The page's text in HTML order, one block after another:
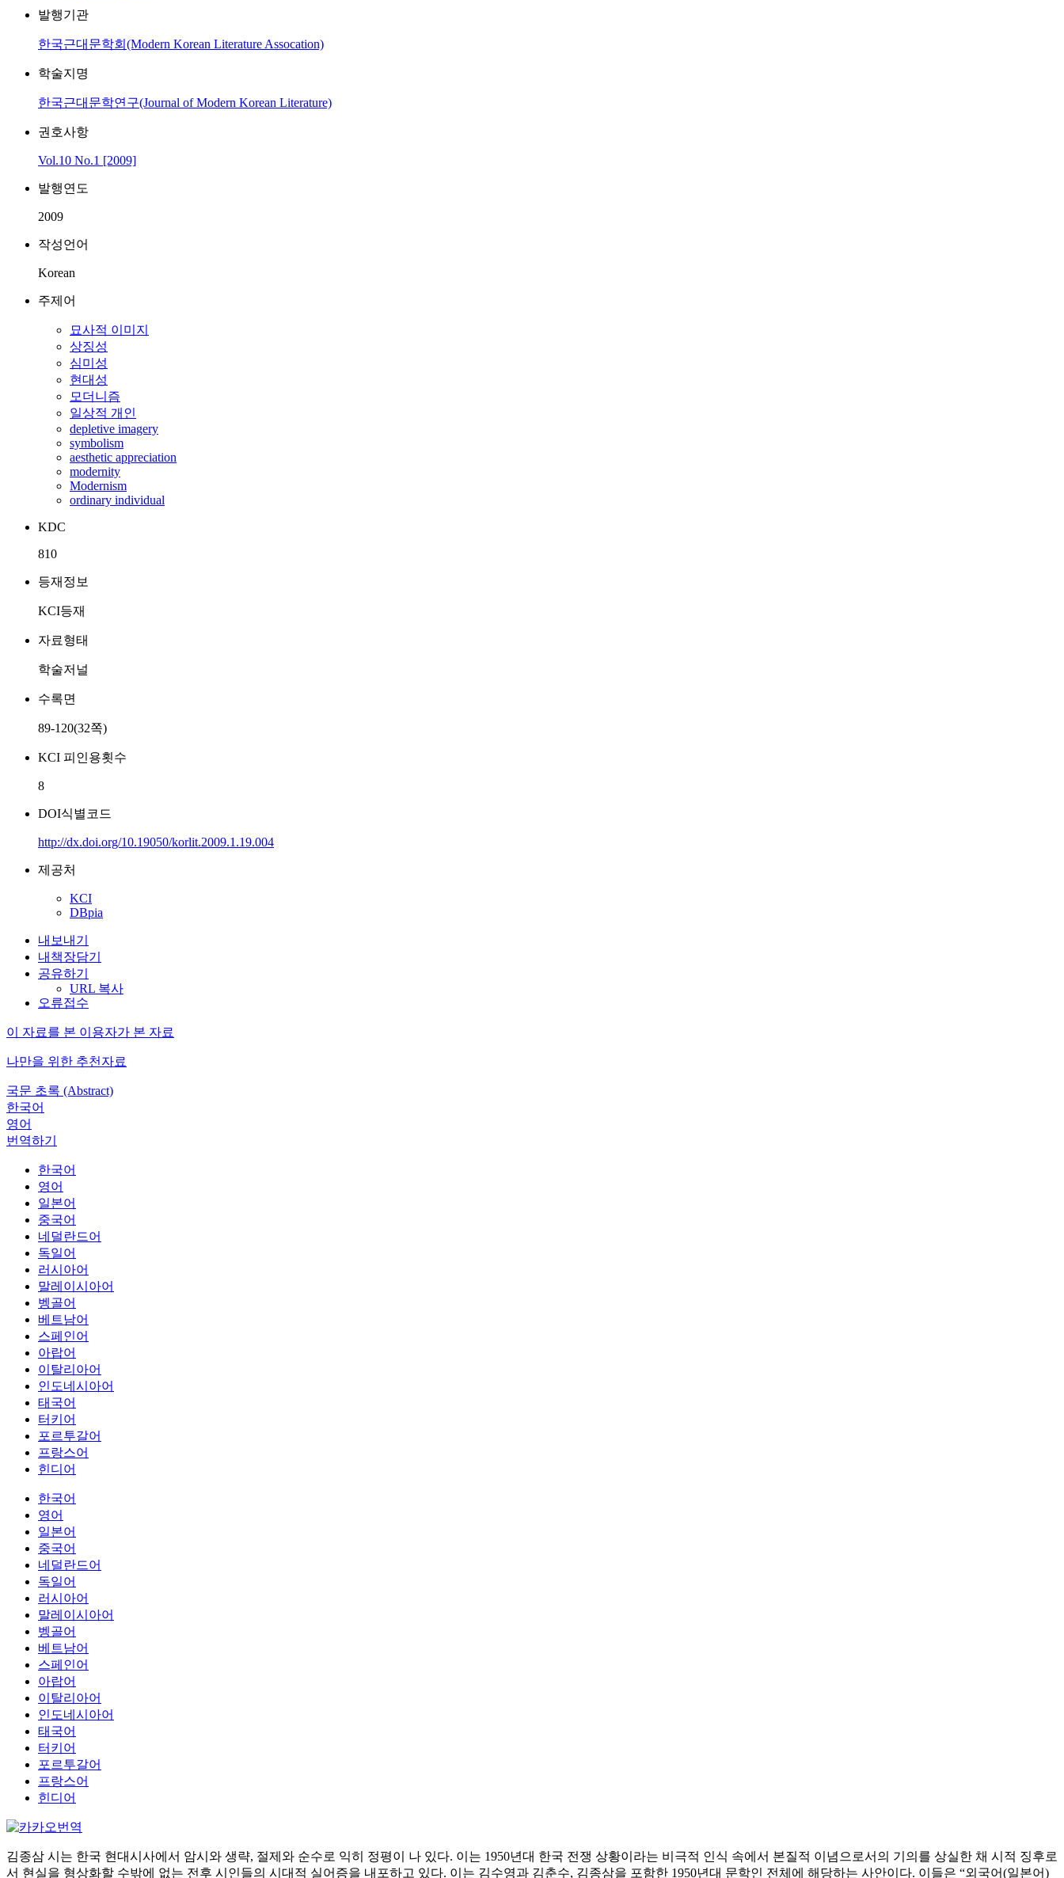
발행기관
한국근대문학회(Modern Korean Literature Assocation)
학술지명
한국근대문학연구(Journal of Modern Korean Literature)
권호사항
Vol.10 No.1 [2009]
발행연도
2009
작성언어
Korean
주제어
묘사적 이미지
상징성
심미성
현대성
모더니즘
일상적 개인
depletive imagery
symbolism
aesthetic appreciation
modernity
Modernism
ordinary individual
KDC
810
등재정보
KCI등재
자료형태
학술저널
수록면
89-120(32쪽)
KCI 피인용횟수
8
DOI식별코드
http://dx.doi.org/10.19050/korlit.2009.1.19.004
제공처
KCI
DBpia
내보내기
내책장담기
공유하기
URL 복사
오류접수
이 자료를 본 이용자가 본 자료
나만을 위한 추천자료
국문 초록 (Abstract)
한국어
영어
번역하기
한국어
영어
일본어
중국어
네덜란드어
독일어
러시아어
말레이시아어
벵골어
베트남어
스페인어
아랍어
이탈리아어
인도네시아어
태국어
터키어
포르투갈어
프랑스어
힌디어
한국어
영어
일본어
중국어
네덜란드어
독일어
러시아어
말레이시아어
벵골어
베트남어
스페인어
아랍어
이탈리아어
인도네시아어
태국어
터키어
포르투갈어
프랑스어
힌디어
김종삼 시는 한국 현대시사에서 암시와 생략, 절제와 순수로 익히 정평이 나 있다. 이는 1950년대 한국 전쟁 상황이라는 비극적 인식 속에서 본질적 이념으로서의 기의를 상실한 채 시적 징후로
서 현실을 형상화할 수밖에 없는 전후 시인들의 시대적 실어증을 내포하고 있다. 이는 김수영과 김춘수, 김종삼을 포함한 1950년대 문학인 전체에 해당하는 사안이다. 이들은 “외국어(일본어)